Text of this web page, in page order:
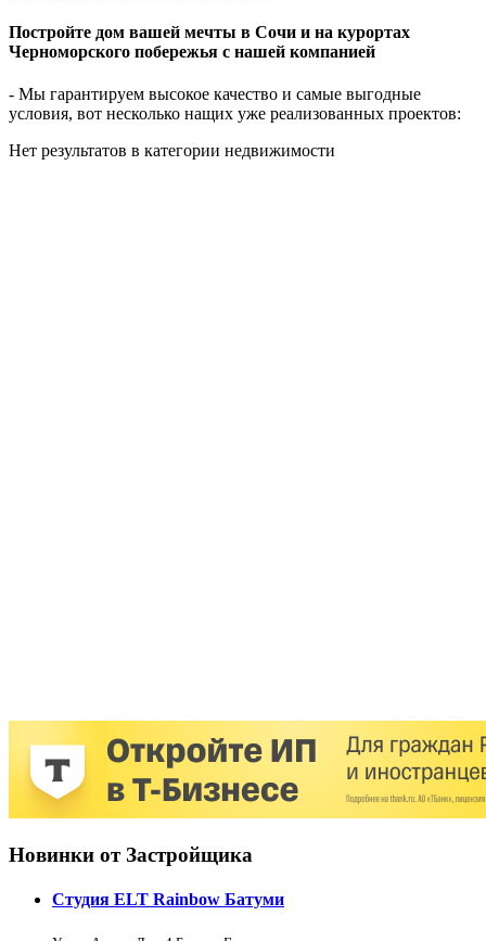
Постройте дом вашей мечты в Сочи и на курортах
Черноморского побережья с нашей компанией
- Мы гарантируем высокое качество и самые выгодные
условия, вот несколько нащих уже реализованных проектов:
Нет результатов в категории недвижимости
Новинки от Застройщика
Студия ELT Rainbow Батуми